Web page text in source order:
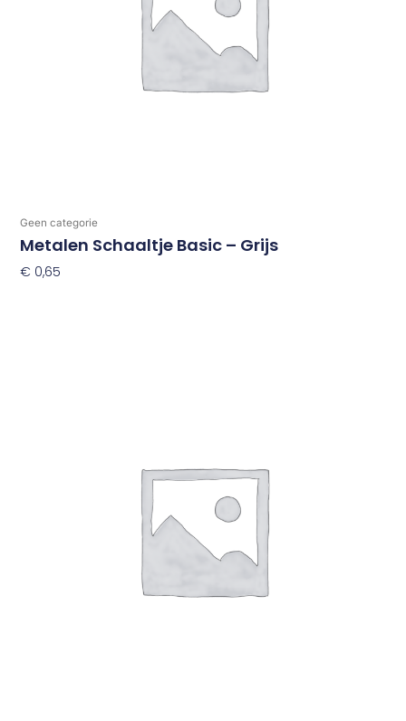
Geen categorie
Metalen Schaaltje Basic – Grijs
€ 0,65